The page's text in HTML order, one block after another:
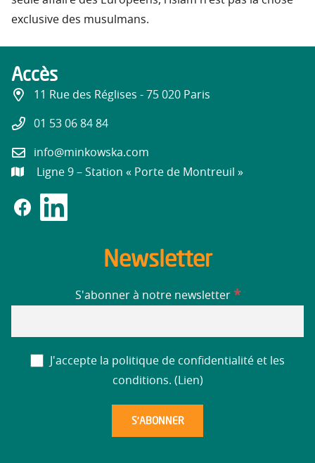
exclusive des musulmans.
Accès
11 Rue des Réglises - 75 020 Paris
01 53 06 84 84
info@minkowska.com
Ligne 9 – Station « Porte de Montreuil »
Newsletter
S'abonner à notre newsletter *
J'accepte la politique de confidentialité et les
conditions. ( Lien)